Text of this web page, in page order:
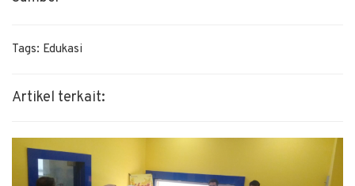
Tags: Edukasi
Artikel terkait: